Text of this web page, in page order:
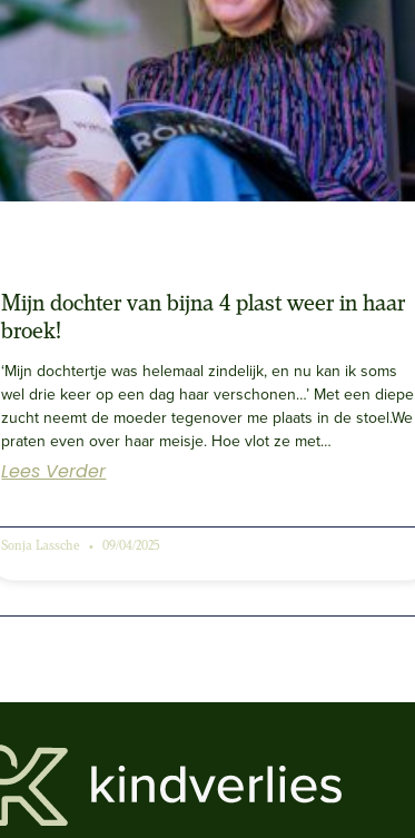
Mijn dochter van bijna 4 plast weer in haar
broek!
‘Mijn dochtertje was helemaal zindelijk, en nu kan ik soms
wel drie keer op een dag haar verschonen…’ Met een diepe
zucht neemt de moeder tegenover me plaats in de stoel.We
praten even over haar meisje. Hoe vlot ze met…
Lees Verder
Sonja Lassche 09/04/2025